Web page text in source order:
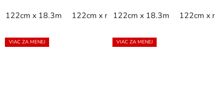
122cm x 18.3m 122cm x m 60cm x 18.3m 60cm x
122cm x 18.3m 122cm x m
VIAC ZA MENEJ VIAC ZA MENEJ